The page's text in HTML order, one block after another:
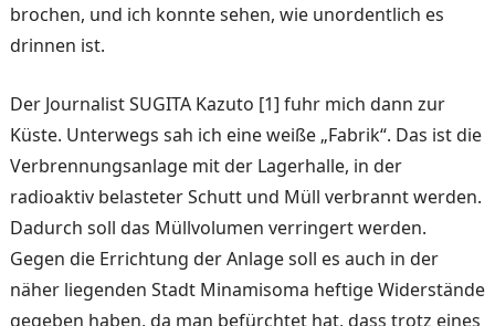
brochen, und ich konnte se­hen, wie unordentlich es
drin­nen ist.
Der Journalist SUGITA Kazu­to [1] fuhr mich dann zur
Küs­te. Unterwegs sah ich eine weiße „Fabrik“. Das ist die
Verbrennungsanlage mit der Lagerhalle, in der
radioaktiv belasteter Schutt und Müll verbrannt werden.
Dadurch soll das Müllvolumen verrin­gert werden.
Gegen die Er­richtung der Anlage soll es auch in der
näher liegenden Stadt Minamisoma heftige Widerstände
gegeben haben, da man befürchtet hat, dass trotz eines